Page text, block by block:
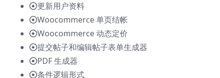
更新用户资料
Woocommerce 单页结帐
Woocommerce 动态定价
提交帖子和编辑帖子表单生成器
PDF 生成器
条件逻辑形式